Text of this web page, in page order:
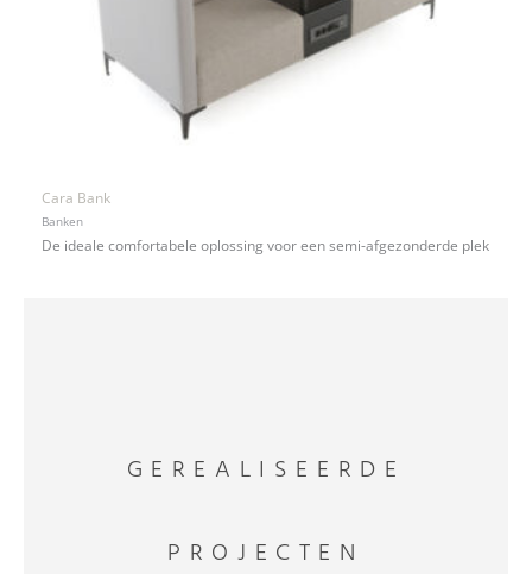
Cara Bank
Banken
De ideale comfortabele oplossing voor een semi-afgezonderde plek
GEREALISEERDE
PROJECTEN